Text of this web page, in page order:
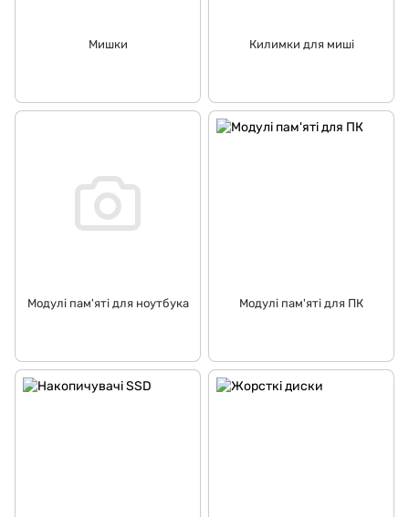
Мишки Килимки для миші
Модулі пам'яті для ноутбука Модулі пам'яті для ПК